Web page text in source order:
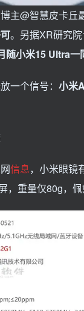
主@智慧皮卡丘
。另据XR研究院
小米15 Ultra一
一个信号： 小米
信息，小米眼镜
，重量仅80g，佩